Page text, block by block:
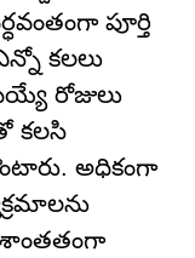
పూర్తి
కలలు
రోజులు
కలసి
అధికంగా